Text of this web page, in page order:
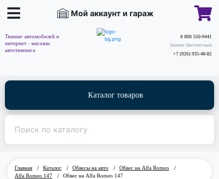
Мой аккаунт и гараж
Тюнинг автомобилей и
интернет - магазин
автотюнинга
8 800 550-9441
Звонок бесплатный
+7 (926) 935-48-82
Каталог товаров
Главная / Каталог / Обвесы на авто / Обвес на Alfa Romeo
/
Alfa Romeo 147
/ Обвес на Alfa Romeo 147